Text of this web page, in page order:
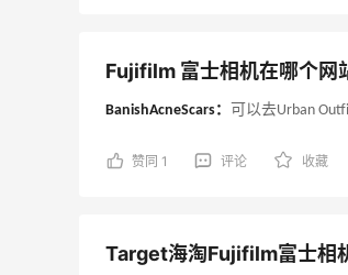
Fujifilm 富士相机在哪个网
BanishAcneScars： 可以去Urban
赞同 1 评论 收藏
Target海淘Fujifilm富士相